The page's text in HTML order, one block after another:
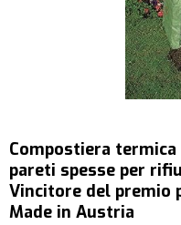
Compostiera
pareti spesse per
Vincitore del premio
Made in Austria